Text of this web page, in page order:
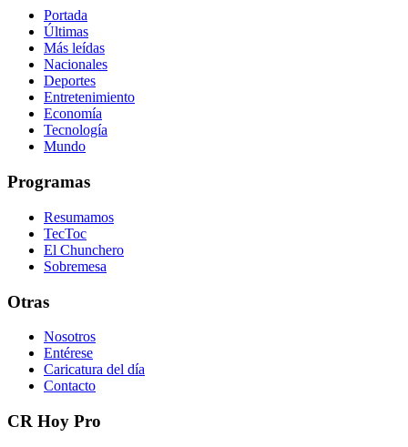
Portada
Últimas
Más leídas
Nacionales
Deportes
Entretenimiento
Economía
Tecnología
Mundo
Programas
Resumamos
TecToc
El Chunchero
Sobremesa
Otras
Nosotros
Entérese
Caricatura del día
Contacto
CR Hoy Pro